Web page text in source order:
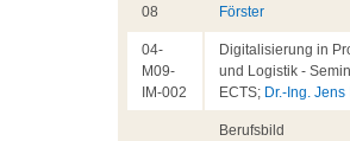
08
Förster
04-
M09-
IM-002
Digitalisierung in
und Logistik -
ECTS; Dr.-Ing. Jens
Berufsbild